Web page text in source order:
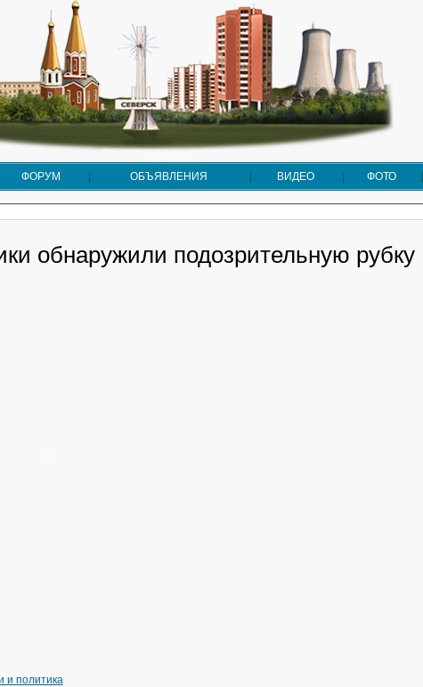
ФОРУМ ОБЪЯВЛЕНИЯ ВИДЕО ФОТО
обнаружили подозрительную рубку
и политика